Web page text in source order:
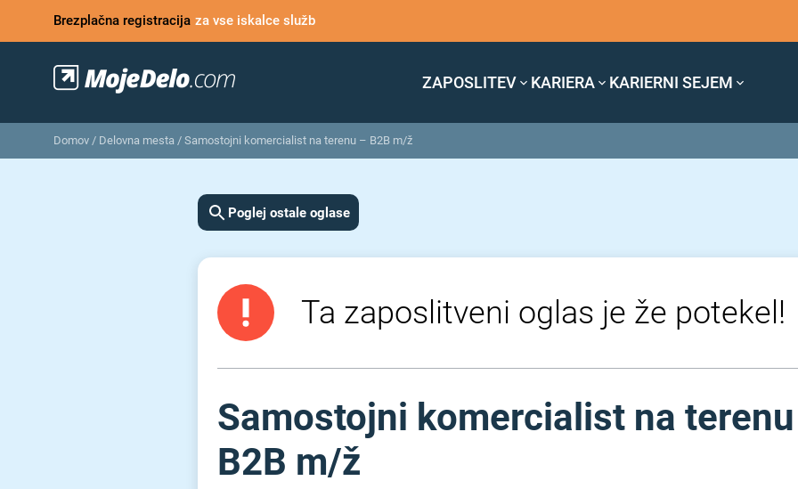
Brezplačna registracija za vse iskalce služb
ZAPOSLITEV KARIERA KARIERNI SEJEM
Domov / Delovna mesta / Samostojni komercialist na terenu – B2B m/ž
Poglej ostale oglase
Ta zaposlitveni oglas je že potekel!
Samostojni komercialist na
B2B m⁠/⁠ž